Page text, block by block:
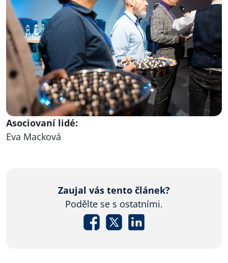
Asociovaní lidé:
Eva Macková
Zaujal vás tento článek?
Podělte se s ostatními.